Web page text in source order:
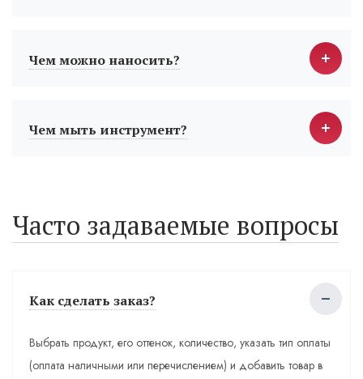
Чем можно наносить?
Чем мыть инструмент?
Часто задаваемые вопросы
Как сделать заказ?
Выбрать продукт, его оттенок, количество, указать тип оплаты
(оплата наличными или перечислением) и добавить товар в